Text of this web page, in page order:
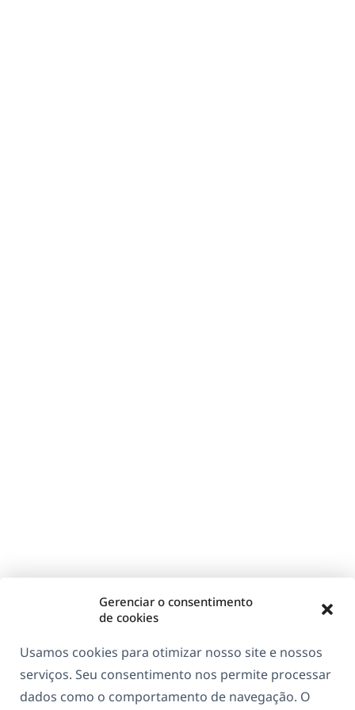
Gerenciar o consentimento
de cookies
Usamos cookies para otimizar nosso site e nossos
serviços. Seu consentimento nos permite processar
dados como o comportamento de navegação. O